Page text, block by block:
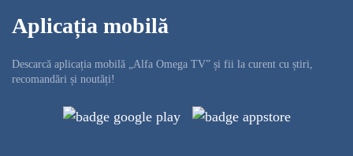
Aplicația mobilă
Descarcă aplicația mobilă „Alfa Omega TV” și fii la curent cu știri,
recomandări și noutăți!